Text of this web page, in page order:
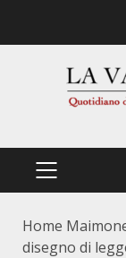
PRIMÄRES
Home
disegno di